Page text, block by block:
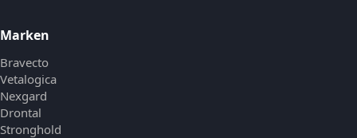
Marken
Bravecto
Vetalogica
Nexgard
Drontal
Stronghold